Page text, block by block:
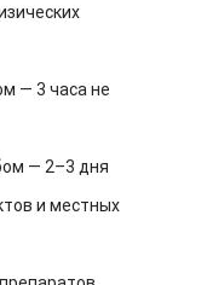
— 3 часа не
— 2–3 дня
и местных